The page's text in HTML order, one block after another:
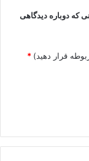
که دوباره دیدگاهی
قرار دهید) *